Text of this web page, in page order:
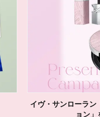
イヴ・サンローラン
ョン」